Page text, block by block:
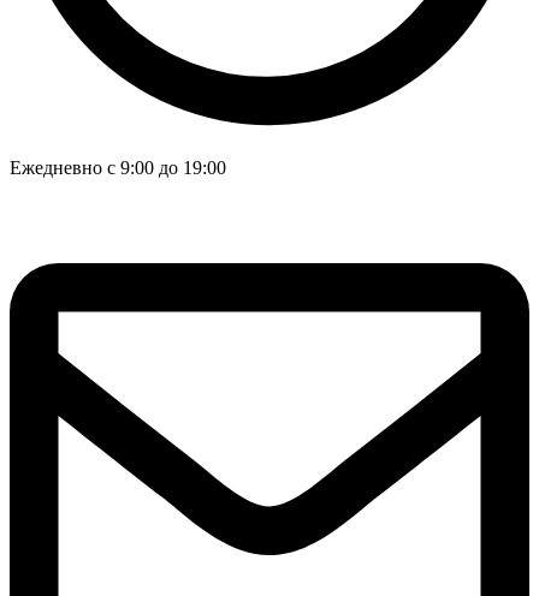
Ежедневно с 9:00 до 19:00